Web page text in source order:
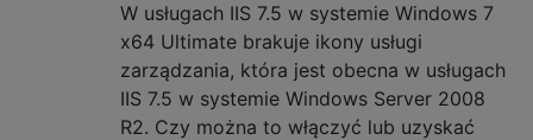
W usługach IIS 7.5 w systemie Windows 7
x64 Ultimate brakuje ikony usługi
zarządzania, która jest obecna w usługach
IIS 7.5 w systemie Windows Server 2008
R2. Czy można to włączyć lub uzyskać